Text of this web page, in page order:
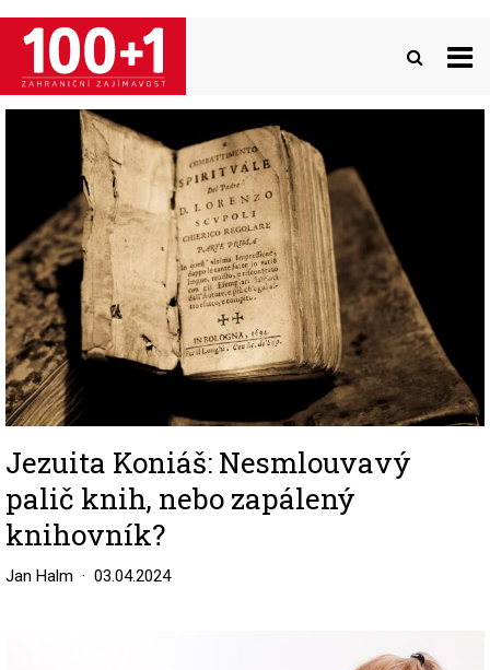
Přejít
hlavnímu
obsahu
Jezuita Koniáš: Nesmlouvavý
palič knih, nebo zapálený
knihovník?
Jan Halm 03.04.2024